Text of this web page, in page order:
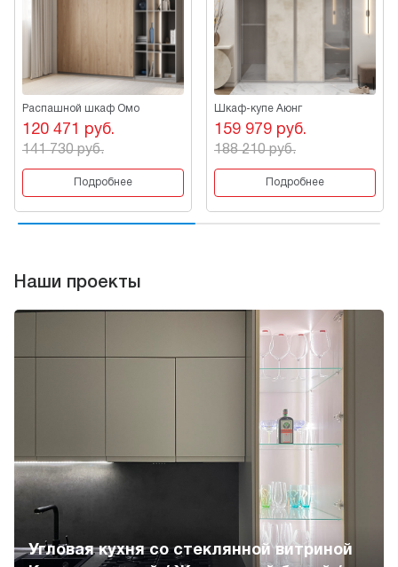
Распашной шкаф Омо
120 471 руб.
141 730 руб.
Подробнее
Шкаф-купе Аюнг
159 979 руб.
188 210 руб.
Подробнее
Наши проекты
Угловая кухня со стеклянной витриной